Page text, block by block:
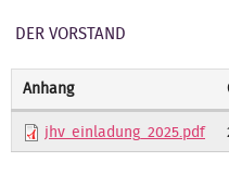
DER VORSTAND
Anhang
jhv_einladung_2025.pdf